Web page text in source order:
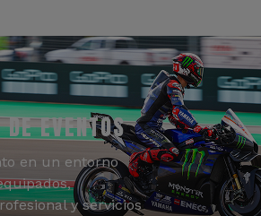
EVENTOS
en un entorno
y servicios